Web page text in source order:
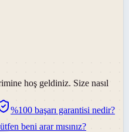
hoş geldiniz. Size nasıl
%100 başarı garantisi nedir?
beni arar mısınız?